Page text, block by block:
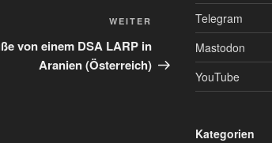
Nächster
Beitrag
WEITER
von einem DSA LARP in
Aranien (Österreich)
Telegram
Mastodon
YouTube
Kategorien